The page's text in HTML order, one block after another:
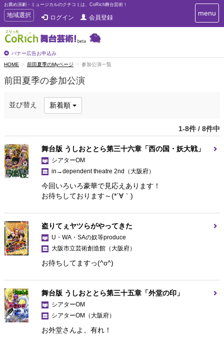
お薦め演劇・ミュージカルのクチコミは、CoRich舞台芸術！
T
o
g
g
e
n
v
a
地域選択 ログイン 会員登録
バナー広告お申込み
T
o
t
o
menu
HOME 前田夏季のMyページ 参加公演一覧
前田夏季の参加公演
並び替え 新着順
1-8件 / 8件中
舞台版 うしおととら第三十六章「西の国・妖大戦」
シアターOM
in→dependent theatre 2nd （大阪府）
今回いろいろ豪華で見応えあります！
お待ちしております～(*´∀｀)
盗りてぇヤツらがやってきた
U・WA・SAの奴等produce
大阪市立芸術創造館 （大阪府）
お待ちしてますっ(^o^)
舞台版 うしおととら第三十五章「外堂の印」
シアターOM
シアターOM （大阪府）
お外堂さんよ、有れ！